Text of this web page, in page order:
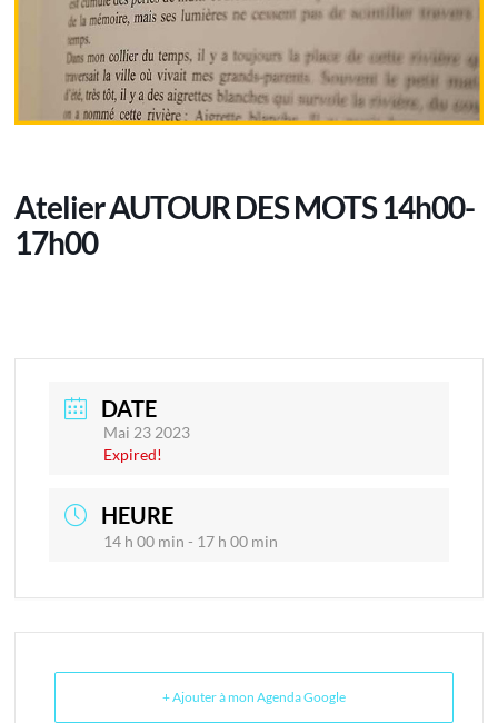
Atelier AUTOUR DES MOTS 14h00-
17h00
DATE
Mai 23 2023
Expired!
HEURE
14 h 00 min - 17 h 00 min
+ Ajouter à mon Agenda Google